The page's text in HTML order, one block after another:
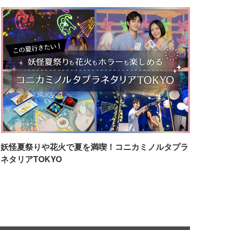
妖怪夏祭りや花火で夏を満喫！コニカミノルタプラ
ネタリアTOKYO